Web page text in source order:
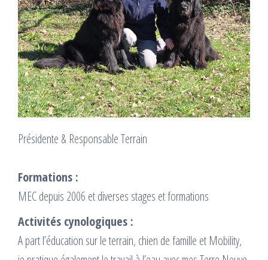
Présidente & Responsable Terrain
Formations :
MEC depuis 2006 et diverses stages et formations
Activités cynologiques :
A part l’éducation sur le terrain, chien de famille et Mobility,